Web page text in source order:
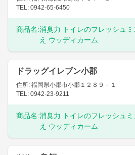
TEL: 0942-65-6450
商品名:消臭力 トイレのフレッシュ
え ウッディカーム
ドラッグイレブン小郡
住所: 福岡県小郡市小郡１２８９－１
TEL: 0942-23-9211
商品名:消臭力 トイレのフレッシュ
え ウッディカーム